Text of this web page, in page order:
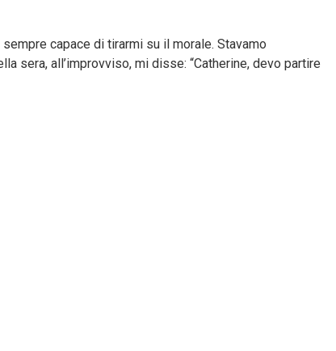
capace di tirarmi su il morale. Stavamo
sera, all’improvviso, mi disse: “Catherine, devo partire